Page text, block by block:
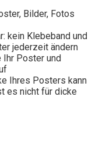
Bilder, Fotos
kein Klebeband und
jederzeit ändern
Ihr Poster und
Ihres Posters kann
es nicht für dicke